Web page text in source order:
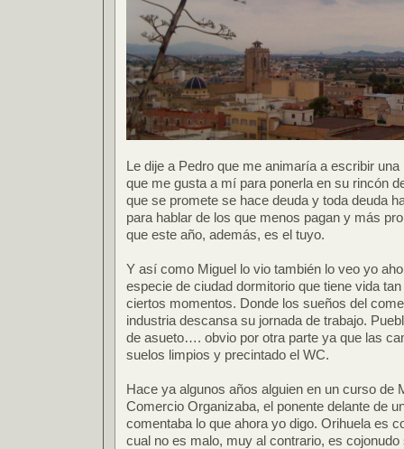
Le dije a Pedro que me animaría a escribir
que me gusta a mí para ponerla en su rincón
que se promete se hace deuda y toda deuda
para hablar de los que menos pagan y más
que este año, además, es el tuyo.
Y así como Miguel lo vio también lo veo yo
especie de ciudad dormitorio que tiene vida
ciertos momentos. Donde los sueños del
industria descansa su jornada de trabajo.
de asueto…. obvio por otra parte ya que las
suelos limpios y precintado el WC.
Hace ya algunos años alguien en un curso de
Comercio Organizaba, el ponente delante de
comentaba lo que ahora yo digo. Orihuela es
cual no es malo, muy al contrario, es